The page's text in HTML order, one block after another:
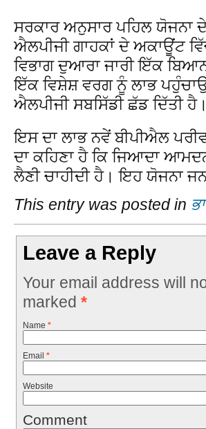
ਸਰਕਾਰ ਅਨੁਸਾਰ ਪਹਿਲ ਯੋਜਨਾ
ਐਲਪੀਜੀ ਗਾਹਕਾਂ ਦੇ ਅਕਾਊਂਟ
ਵਿਭਾਗ ਦੁਆਰਾ ਜਾਰੀ ਇੱਕ
ਇੱਕ ਵਿਸ਼ੇਸ਼ ਵਰਗ ਨੂੰ ਲਾਭ
ਐਲਪੀਜੀ ਸਬਸਿੱਡੀ ਛੱਡ ਦਿੱਤੀ ਹੈ।
ਇਸ ਦਾ ਲਾਭ ਨਵੇਂ ਬੀਪੀਐਲ
ਦਾ ਕਹਿਣਾ ਹੈ ਕਿ ਜਿਆਦਾ
ਲੈਣੀ ਚਾਹੀਦੀ ਹੈ। ਇਹ ਯੋਜਨਾ
This entry was posted in
Leave a Reply
Your email address will
marked *
Name *
Email *
Website
Comment